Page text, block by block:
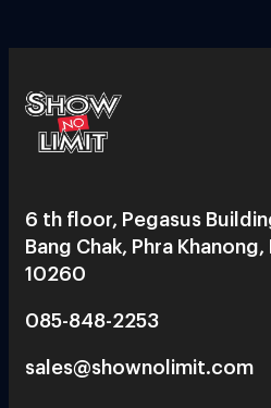
6 th floor, Pegasus
Bang Chak, Phra
10260
085-848-2253
sales@shownolimit.com